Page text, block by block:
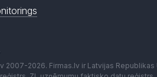
2007-2026. Firmas.lv ir Latvijas